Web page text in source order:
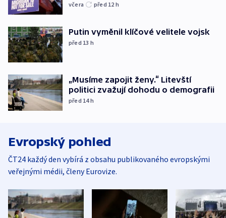
včera před 12 h
Putin vyměnil klíčové velitele vojsk
před 13 h
„Musíme zapojit ženy.“ Litevští
politici zvažují dohodu o demografii
před 14h
Evropský pohled
ČT24 každý den vybírá z obsahu publikovaného evropskými
veřejnými médii, členy Eurovize.